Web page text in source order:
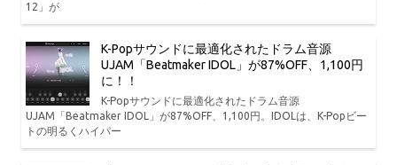
12」が
K-Popサウンドに最適化されたドラム音源
UJAM「Beatmaker IDOL」が87%OFF、1,100円
に！！
K-Popサウンドに最適化されたドラム音源
UJAM「Beatmaker IDOL」が87%OFF、1,100円。IDOLは、K-Popビー
トの明るくハイパー